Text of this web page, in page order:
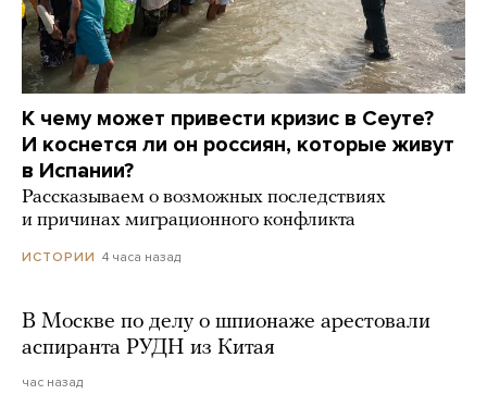
К чему может привести кризис в Сеуте?
И коснется ли он россиян, которые живут
в Испании?
Рассказываем о возможных последствиях
и причинах миграционного конфликта
ИСТОРИИ 4 часа назад
В Москве по делу о шпионаже арестовали
аспиранта РУДН из Китая
час назад